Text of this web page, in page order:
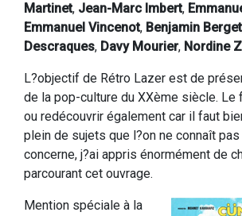
Martinet, Jean-Marc Imbert,
Emmanuel Vincenot, Benjamin Berget
Descraques, Davy Mourier, Nordine
L?objectif de Rétro Lazer est de
de la pop-culture du XXème siècle. Le
ou redécouvrir également car il faut
plein de sujets que l?on ne connaît
concerne, j?ai appris énormément de
parcourant cet ouvrage.
Mention spéciale à la